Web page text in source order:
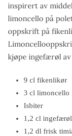
inspirert av
limoncello på
oppskrift på
kjøpe ingefærøl
9 cl fikenlikør
3 cl limoncello
Isbiter
1,2 cl ingefærøl
1,2 dl frisk